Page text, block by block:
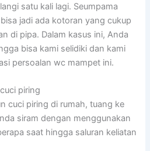
satu kali lagi. Seumpama
jadi ada kotoran yang cukup
di pipa. Dalam kasus ini, Anda
bisa kami selidiki dan kami
persoalan wc mampet ini.
piring
cuci piring di rumah, tuang ke
siram dengan menggunakan
saat hingga saluran keliatan